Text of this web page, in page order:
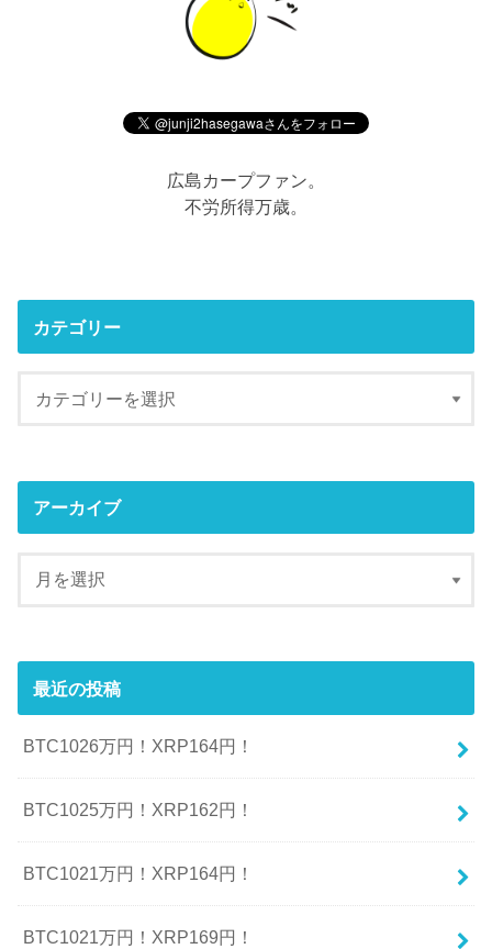
広島カープファン。
不労所得万歳。
カテゴリー
アーカイブ
最近の投稿
BTC1026万円！XRP164円！
BTC1025万円！XRP162円！
BTC1021万円！XRP164円！
BTC1021万円！XRP169円！